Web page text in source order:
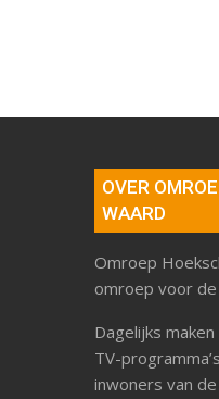
OVER
WAARD
Omroep
omroep voor
Dagelijks
TV-
inwoners van